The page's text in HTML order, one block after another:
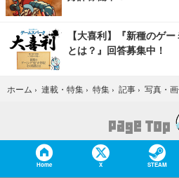
【大喜利】『新種のゲ
とは？』回答募集中！
ホーム › 連載・特集 › 特集 › 記事 › 写真・
Home X STEAM